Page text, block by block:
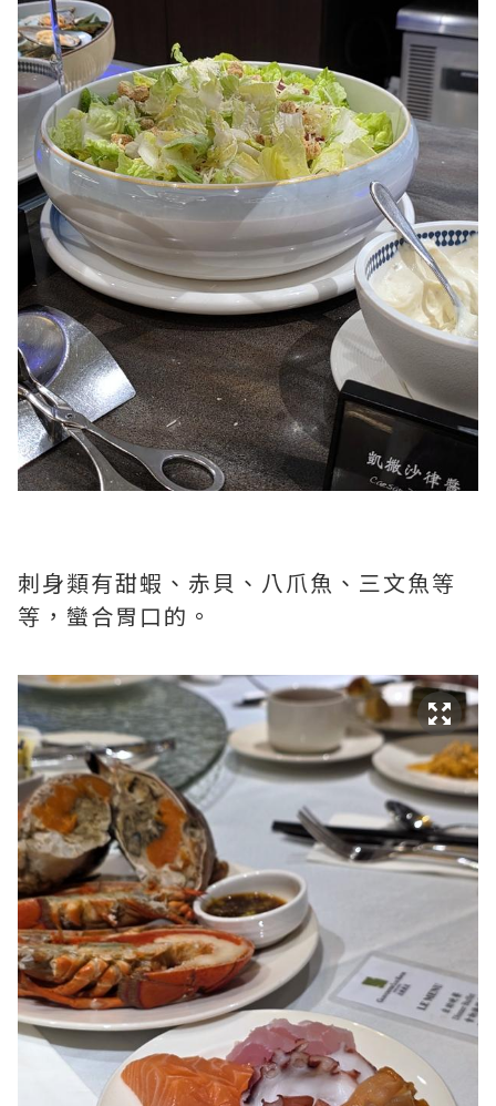
刺身類有甜蝦、赤貝、八爪魚、三文魚等
等，蠻合胃口的。